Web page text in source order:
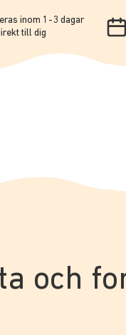
inom 1-3 dagar
till dig
och